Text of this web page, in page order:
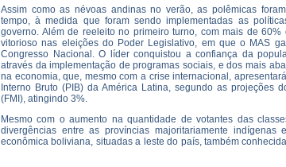
Assim como as névoas andinas no verão, as polêmicas
tempo, à medida que foram sendo implementadas as
governo. Além de reeleito no primeiro turno, com mais de 60%
vitorioso nas eleições do Poder Legislativo, em que o MAS
Congresso Nacional. O líder conquistou a confiança da
através da implementação de programas sociais, e dos mais
na economia, que, mesmo com a crise internacional,
Interno Bruto (PIB) da América Latina, segundo as projeções
(FMI), atingindo 3%.
Mesmo com o aumento na quantidade de votantes das
divergências entre as províncias majoritariamente indígenas
econômica boliviana, situadas a leste do país, também